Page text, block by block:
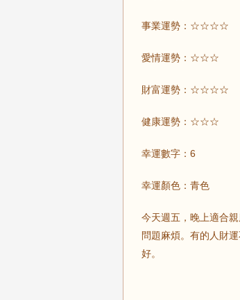
事業運勢：☆☆☆☆
愛情運勢：☆☆☆
財富運勢：☆☆☆☆
健康運勢：☆☆☆
幸運數字：6
幸運顏色：青色
今天週五，晚上適合
問題麻煩。有的人財
好。